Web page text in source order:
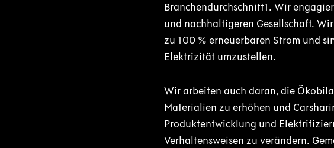
Branchendurchschnitt1. Wir
und nachhaltigeren Gesellschaft.
zu 100 % erneuerbaren Strom und
Elektrizität umzustellen.
Wir arbeiten auch daran, die
Materialien zu erhöhen und
Produktentwicklung und
Verhaltensweisen zu verändern.